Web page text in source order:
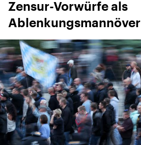
Zensur-Vorwürfe als
Ablenkungsmannöver